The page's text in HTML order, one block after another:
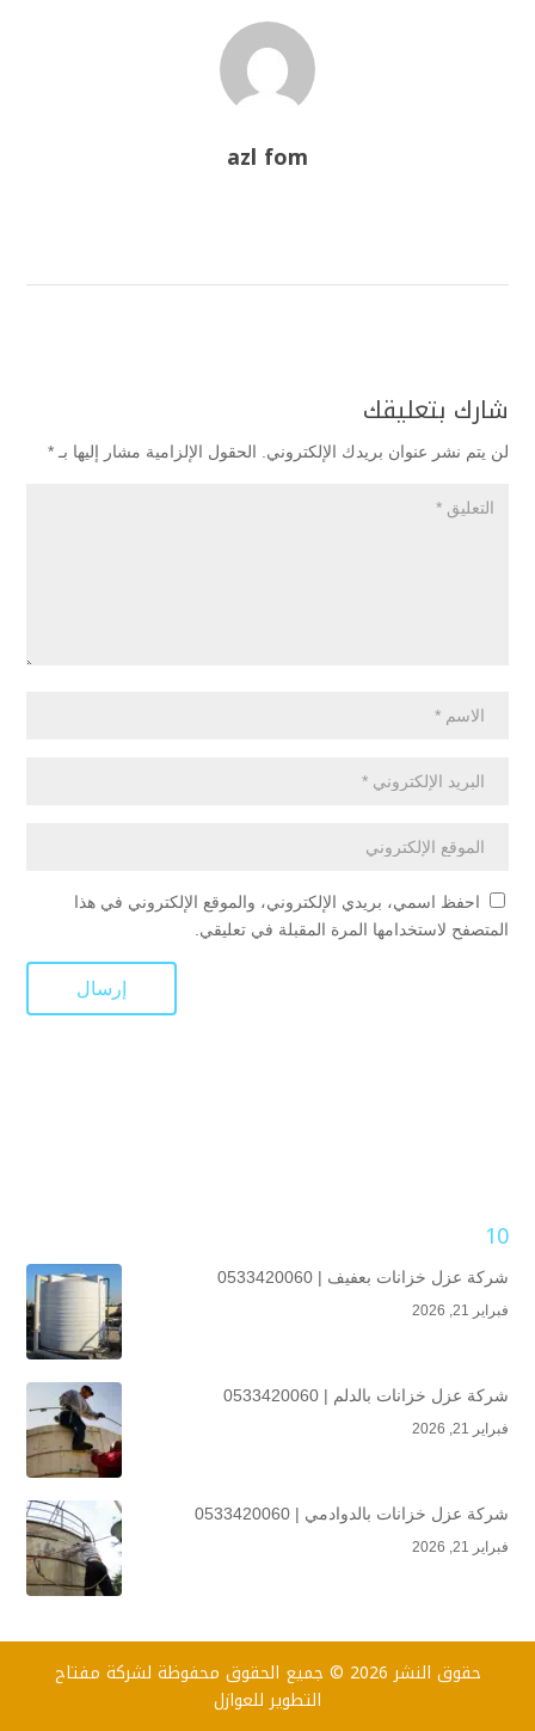
azl fom
شارك بتعليقك
لن يتم نشر عنوان بريدك الإلكتروني. الحقول الإلزامية مشار إليها بـ *
احفظ اسمي، بريدي الإلكتروني، والموقع الإلكتروني في هذا
المتصفح لاستخدامها المرة المقبلة في تعليقي.
10
شركة عزل خزانات بعفيف | 0533420060
فبراير 21, 2026
شركة عزل خزانات بالدلم | 0533420060
فبراير 21, 2026
شركة عزل خزانات بالدوادمي | 0533420060
فبراير 21, 2026
حقوق النشر 2026 © جميع الحقوق محفوظة لشركة مفتاح
التطوير للعوازل